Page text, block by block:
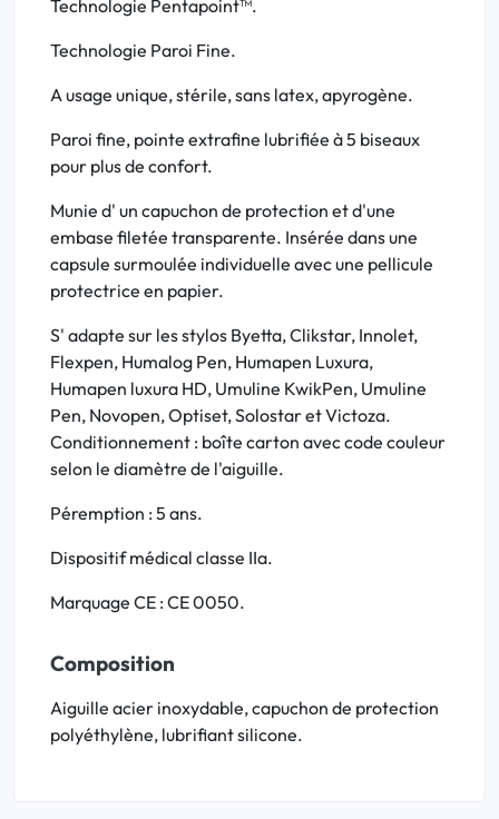
Technologie Pentapoint™.
Technologie Paroi Fine.
A usage unique, stérile, sans latex, apyrogène.
Paroi fine, pointe extrafine lubrifiée à 5 biseaux
pour plus de confort.
Munie d' un capuchon de protection et d'une
embase filetée transparente. Insérée dans une
capsule surmoulée individuelle avec une pellicule
protectrice en papier.
S' adapte sur les stylos Byetta, Clikstar, Innolet,
Flexpen, Humalog Pen, Humapen Luxura,
Humapen luxura HD, Umuline KwikPen, Umuline
Pen, Novopen, Optiset, Solostar et Victoza.
Conditionnement : boîte carton avec code couleur
selon le diamètre de l'aiguille.
Péremption : 5 ans.
Dispositif médical classe IIa.
Marquage CE : CE 0050.
Composition
Aiguille acier inoxydable, capuchon de protection
polyéthylène, lubrifiant silicone.